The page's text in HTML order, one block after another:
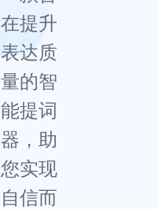
在提升
表达质
量的智
能提词
器，助
您实现
自信而